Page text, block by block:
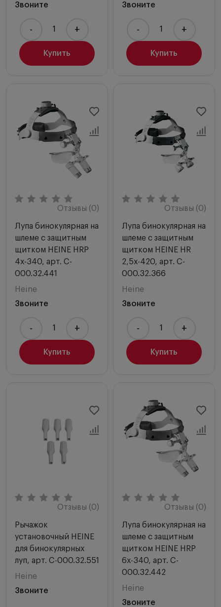
Звоните
Купить
- +
Звоните
Купить
- +
Отзывы (0)
Лупа бинокулярная на
шлеме с защитным
щитком HEINE HRP
4х-340, арт. C-
000.32.441
Heine
Звоните
Купить
- +
Отзывы (0)
Лупа бинокулярная на
шлеме с защитным
щитком HEINE HR
2,5х-420, арт. C-
000.32.366
Heine
Звоните
Купить
- +
Отзывы (0)
Рычажок
установочный HEINE
для бинокулярных
луп, арт. C-000.32.551
Heine
Звоните
Отзывы (0)
Лупа бинокулярная на
шлеме с защитным
щитком HEINE HRP
6х-340, арт. C-
000.32.442
Heine
Звоните